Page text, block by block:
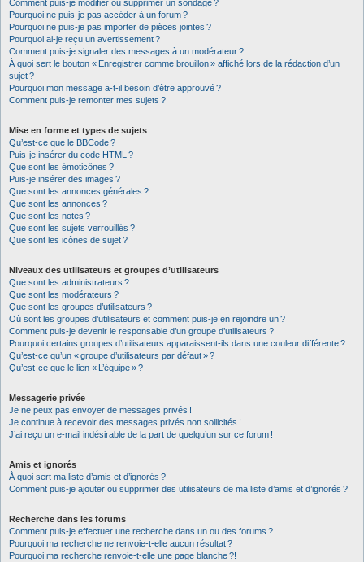
Comment puis-je modifier ou supprimer un sondage ?
Pourquoi ne puis-je pas accéder à un forum ?
Pourquoi ne puis-je pas importer de pièces jointes ?
Pourquoi ai-je reçu un avertissement ?
Comment puis-je signaler des messages à un modérateur ?
À quoi sert le bouton « Enregistrer comme brouillon » affiché lors de la rédaction d’un
sujet ?
Pourquoi mon message a-t-il besoin d’être approuvé ?
Comment puis-je remonter mes sujets ?
Mise en forme et types de sujets
Qu’est-ce que le BBCode ?
Puis-je insérer du code HTML ?
Que sont les émoticônes ?
Puis-je insérer des images ?
Que sont les annonces générales ?
Que sont les annonces ?
Que sont les notes ?
Que sont les sujets verrouillés ?
Que sont les icônes de sujet ?
Niveaux des utilisateurs et groupes d’utilisateurs
Que sont les administrateurs ?
Que sont les modérateurs ?
Que sont les groupes d’utilisateurs ?
Où sont les groupes d’utilisateurs et comment puis-je en rejoindre un ?
Comment puis-je devenir le responsable d’un groupe d’utilisateurs ?
Pourquoi certains groupes d’utilisateurs apparaissent-ils dans une couleur différente ?
Qu’est-ce qu’un « groupe d’utilisateurs par défaut » ?
Qu’est-ce que le lien « L’équipe » ?
Messagerie privée
Je ne peux pas envoyer de messages privés !
Je continue à recevoir des messages privés non sollicités !
J’ai reçu un e-mail indésirable de la part de quelqu’un sur ce forum !
Amis et ignorés
À quoi sert ma liste d’amis et d’ignorés ?
Comment puis-je ajouter ou supprimer des utilisateurs de ma liste d’amis et d’ignorés ?
Recherche dans les forums
Comment puis-je effectuer une recherche dans un ou des forums ?
Pourquoi ma recherche ne renvoie-t-elle aucun résultat ?
Pourquoi ma recherche renvoie-t-elle une page blanche ?!